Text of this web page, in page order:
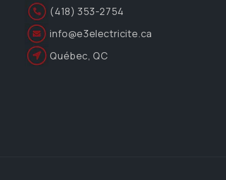
(418) 353-2754
info@e3electricite.ca
Québec, QC